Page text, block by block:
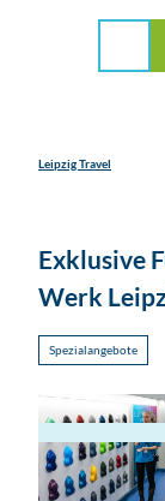
Leipzig Travel
Exklusive
Werk
Spezialangebote